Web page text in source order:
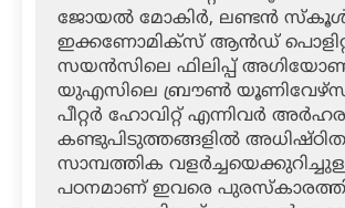
ജോയല്‍ മോകിര്‍, ലണ്ടന്‍
ഇക്കണോമിക്‌സ് ആന്‍ഡ്
സയന്‍സിലെ ഫിലിപ്പ്
യുഎസിലെ ബ്രൗണ്‍
പീറ്റര്‍ ഹോവിറ്റ് എന്നിവര്‍
കണ്ടുപിടുത്തങ്ങളില്‍
സാമ്പത്തിക
പഠനമാണ് ഇവരെ